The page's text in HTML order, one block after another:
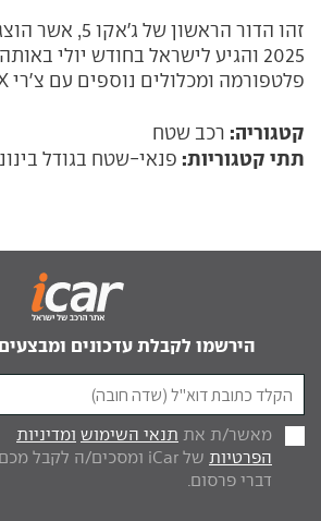
זהו הדור הראשון
2025 והגיע לישראל בחודש יולי
פלטפורמה ומכלולים נוספים עם צ'רי FX.
קטגוריה: רכב שטח
תתי קטגוריות: פנאי-שטח בגודל
הירשמו לקבלת עדכונים
מאשר/ת את תנאי השימוש ומדיניות
הפרטיות
של iCar ומסכים/ה לקבל מכם
דברי פרסום.